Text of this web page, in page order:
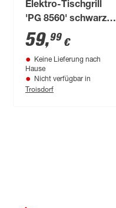
Elektro-Tischgrill
'PG 8560' schwarz
2200 W 39 x 15 x 52
cm
59,99 €
Keine Lieferung nach
Hause
Nicht verfügbar in
Troisdorf